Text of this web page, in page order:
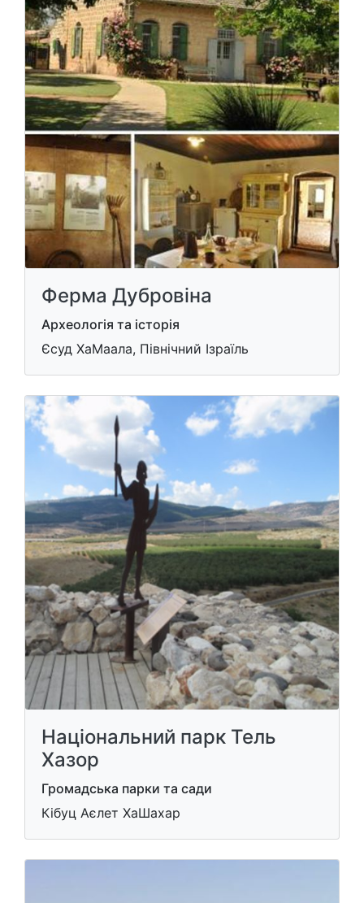
Ферма Дубровіна
Археологія та історія
Єсуд ХаМаала, Північний Ізраїль
Національний парк Тель
Хазор
Громадська парки та сади
Кібуц Аєлет ХаШахар